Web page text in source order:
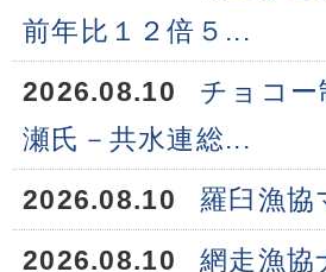
前年比１２倍５...
2026.08.10
チョコー
瀬氏－共水連総...
2026.08.10
羅臼漁協
2026.08.10
網走漁協